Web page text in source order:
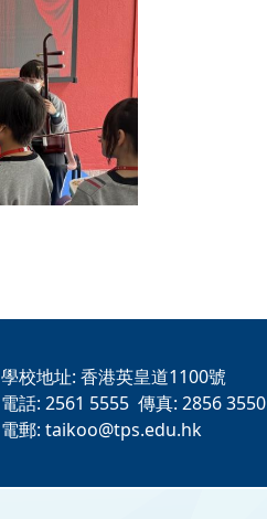
學校地址: 香港英皇道1100號
電話: 2561 5555 傳真: 2856 3550
電郵: taikoo@tps.edu.hk